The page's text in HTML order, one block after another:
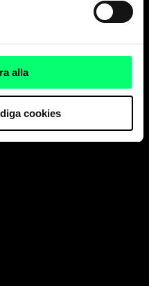
alla
cookies
på +358 800 0 2476,